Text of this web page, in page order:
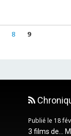
8 9
Publié le 18
3 films de...